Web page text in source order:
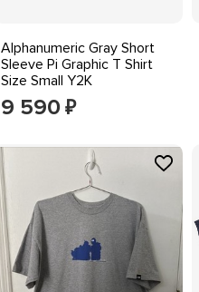
Alphanumeric Gray Short
Sleeve Pi Graphic T Shirt
Size Small Y2K
9 590 ₽